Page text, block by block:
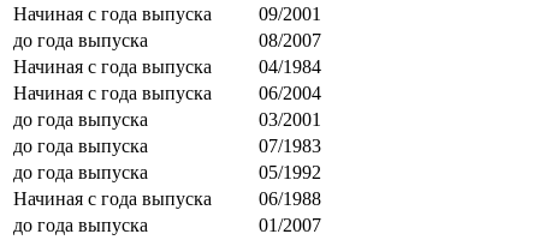
Начиная с года выпуска
09/2001
до года выпуска
08/2007
Начиная с года выпуска
04/1984
Начиная с года выпуска
06/2004
до года выпуска
03/2001
до года выпуска
07/1983
до года выпуска
05/1992
Начиная с года выпуска
06/1988
до года выпуска
01/2007